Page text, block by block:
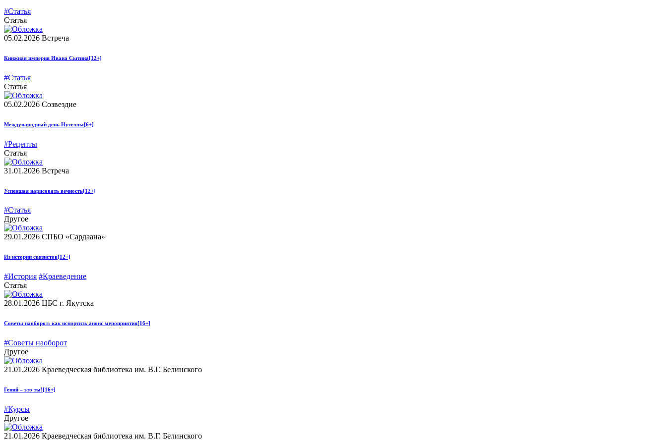
#Статья
Статья
05.02.2026 Встреча
Книжная империя Ивана Сытина[12+]
#Статья
Статья
05.02.2026 Созвездие
Международный день Нутеллы[6+]
#Рецепты
Статья
31.01.2026 Встреча
Успевшая нарисовать вечность[12+]
#Статья
Другое
29.01.2026 СПБО «Сардаана»
Из истории связистов[12+]
#История #Краеведение
Статья
28.01.2026 ЦБС г. Якутска
Советы наоборот: как испортить анонс мероприятия[16+]
#Советы наоборот
Другое
21.01.2026 Краеведческая библиотека им. В.Г. Белинского
Гений – это ты! [16+]
#Курсы
Другое
21.01.2026 Краеведческая библиотека им. В.Г. Белинского